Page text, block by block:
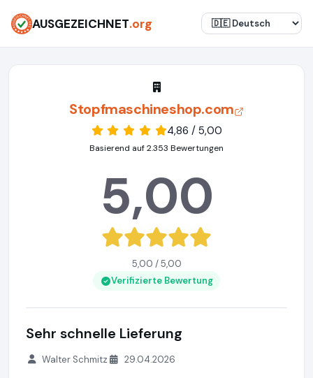
AUSGEZEICHNET.org
Stopfmaschineshop.com
4,86 / 5,00
Basierend auf 2.353 Bewertungen
5,00
5,00 / 5,00
Verifizierte Bewertung
Sehr schnelle Lieferung
Walter Schmitz 29.04.2026